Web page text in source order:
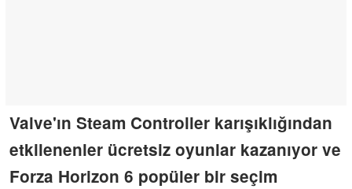
Valve'ın Steam Controller karışıklığından
etkilenenler ücretsiz oyunlar kazanıyor ve
Forza Horizon 6 popüler bir seçim